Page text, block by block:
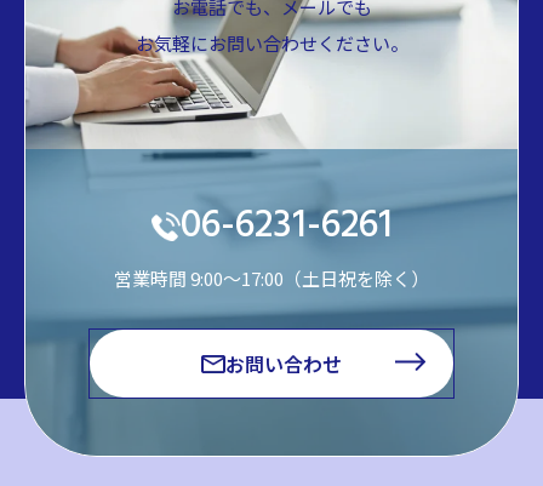
お電話でも、メールでも
お気軽にお問い合わせください。
06-6231-6261
営業時間 9:00～17:00（土日祝を除く）
お問い合わせ